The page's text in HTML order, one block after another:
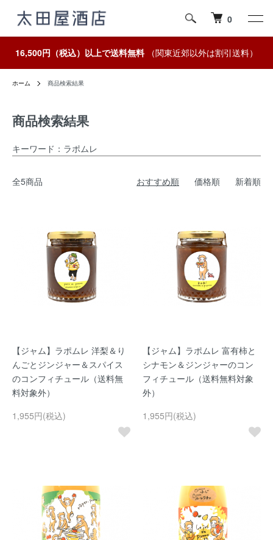
0
16,500円（税込）以上で送料無料（関東近郊以外は割引送料）
ホーム 商品検索結果
商品検索結果
キーワード：ラポムレ
全5商品 おすすめ順 価格順 新着順
【ジャム】ラポムレ 洋梨＆り
んごとジンジャー＆スパイス
のコンフィチュール（送料無
料対象外）
1,955円(税込)
【ジャム】ラポムレ 富有柿と
シナモン＆ジンジャーのコン
フィチュール（送料無料対象
外）
1,955円(税込)